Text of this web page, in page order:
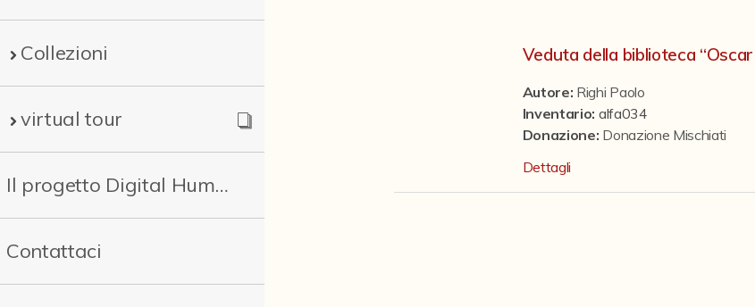
Collezioni
virtual tour
Il progetto Digital Humanities
Contattaci
Veduta della biblioteca
Autore: Righi Paolo
Inventario: alfa034
Donazione: Donazione Mischiati
Dettagli